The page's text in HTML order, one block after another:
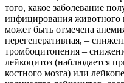
того, какое заболевание
инфицирования животного
может быть отмечена
нерегенеративная, –
тромбоцитопения –
лейкоцитоз (наблюдается
костного мозга) или